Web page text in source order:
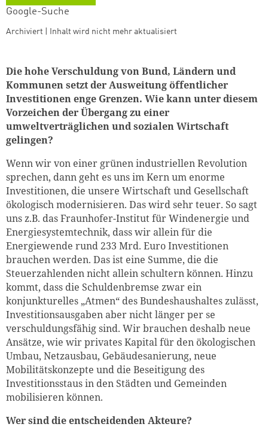
Google-Suche
Archiviert | Inhalt wird nicht mehr aktualisiert
Die hohe Verschuldung von Bund, Ländern und
Kommunen setzt der Ausweitung öffentlicher
Investitionen enge Grenzen. Wie kann unter diesem
Vorzeichen der Übergang zu einer
umweltverträglichen und sozialen Wirtschaft
gelingen?
Wenn wir von einer grünen industriellen Revolution
sprechen, dann geht es uns im Kern um enorme
Investitionen, die unsere Wirtschaft und Gesellschaft
ökologisch modernisieren. Das wird sehr teuer. So sagt
uns z.B. das Fraunhofer-Institut für Windenergie und
Energiesystemtechnik, dass wir allein für die
Energiewende rund 233 Mrd. Euro Investitionen
brauchen werden. Das ist eine Summe, die die
Steuerzahlenden nicht allein schultern können. Hinzu
kommt, dass die Schuldenbremse zwar ein
konjunkturelles „Atmen“ des Bundeshaushaltes zulässt,
Investitionsausgaben aber nicht länger per se
verschuldungsfähig sind. Wir brauchen deshalb neue
Ansätze, wie wir privates Kapital für den ökologischen
Umbau, Netzausbau, Gebäudesanierung, neue
Mobilitätskonzepte und die Beseitigung des
Investitionsstaus in den Städten und Gemeinden
mobilisieren können.
Wer sind die entscheidenden Akteure?